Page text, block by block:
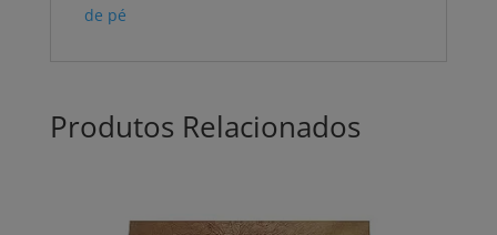
de pé
Produtos Relacionados